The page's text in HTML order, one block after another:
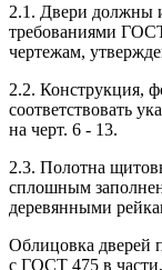
2.1. Двери должны
требованиями
чертежам,
2.2. Конструкция,
соответствовать
на черт. 6 - 13.
2.3. Полотна
сплошным
деревянными
Облицовка дверей
с ГОСТ 475 в